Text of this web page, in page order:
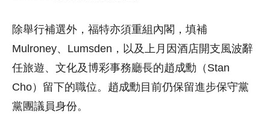
除舉行補選外，福特亦須重組內閣，填補
Mulroney、Lumsden，以及上月因酒店開支風波辭
任旅遊、文化及博彩事務廳長的趙成勳（Stan
Cho）留下的職位。趙成勳目前仍保留進步保守黨
黨團議員身份。